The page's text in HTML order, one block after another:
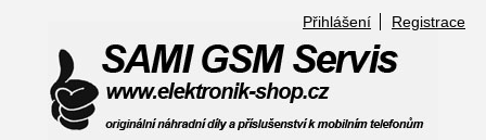
Přihlášení Registrace